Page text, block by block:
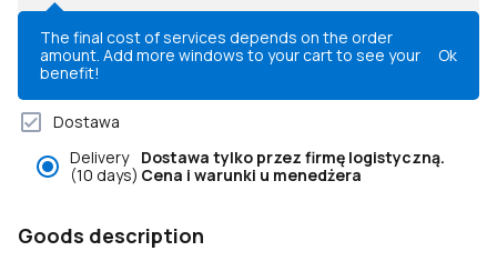
The final cost of services depends on the order
amount. Add more windows to your cart to see your
benefit!
Ok
Dostawa
Delivery
(10 days)
Dostawa tylko przez firmę logistyczną.
Cena i warunki u menedżera
Goods description